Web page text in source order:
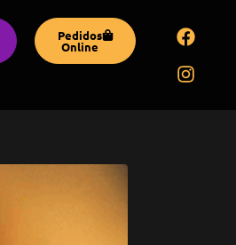
Pedidos
Online